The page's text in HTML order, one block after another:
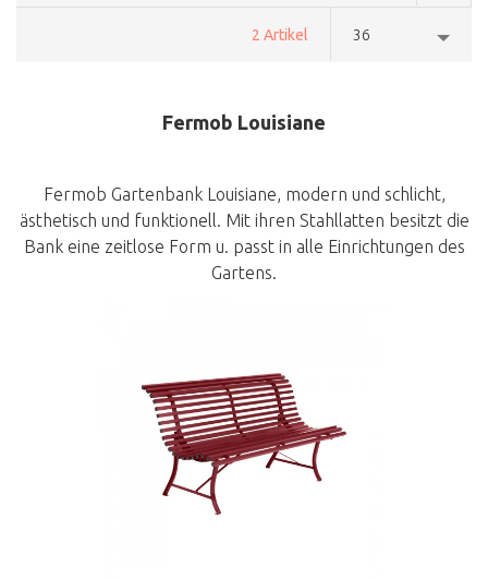
2 Artikel 36
Fermob Louisiane
Fermob Gartenbank Louisiane, modern und schlicht,
ästhetisch und funktionell. Mit ihren Stahllatten besitzt die
Bank eine zeitlose Form u. passt in alle Einrichtungen des
Gartens.